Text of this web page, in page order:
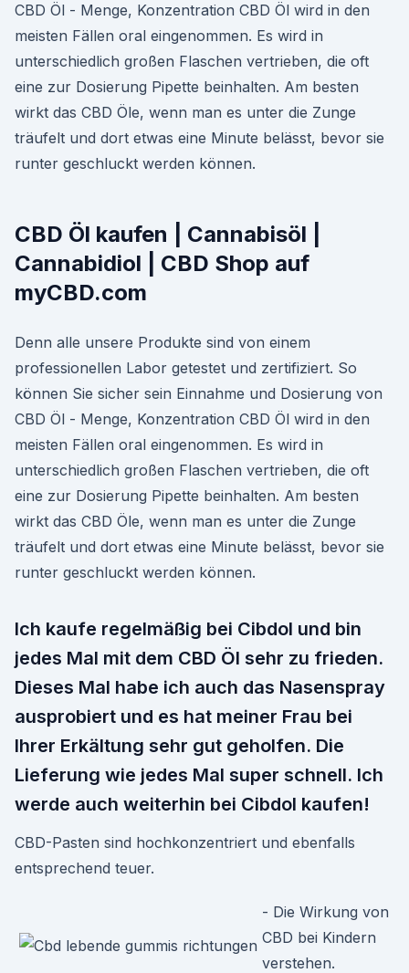
CBD Öl - Menge, Konzentration CBD Öl wird in den
meisten Fällen oral eingenommen. Es wird in
unterschiedlich großen Flaschen vertrieben, die oft
eine zur Dosierung Pipette beinhalten. Am besten
wirkt das CBD Öle, wenn man es unter die Zunge
träufelt und dort etwas eine Minute belässt, bevor sie
runter geschluckt werden können.
CBD Öl kaufen | Cannabisöl |
Cannabidiol | CBD Shop auf
myCBD.com
Denn alle unsere Produkte sind von einem
professionellen Labor getestet und zertifiziert. So
können Sie sicher sein Einnahme und Dosierung von
CBD Öl - Menge, Konzentration CBD Öl wird in den
meisten Fällen oral eingenommen. Es wird in
unterschiedlich großen Flaschen vertrieben, die oft
eine zur Dosierung Pipette beinhalten. Am besten
wirkt das CBD Öle, wenn man es unter die Zunge
träufelt und dort etwas eine Minute belässt, bevor sie
runter geschluckt werden können.
Ich kaufe regelmäßig bei Cibdol und bin
jedes Mal mit dem CBD Öl sehr zu frieden.
Dieses Mal habe ich auch das Nasenspray
ausprobiert und es hat meiner Frau bei
Ihrer Erkältung sehr gut geholfen. Die
Lieferung wie jedes Mal super schnell. Ich
werde auch weiterhin bei Cibdol kaufen!
CBD-Pasten sind hochkonzentriert und ebenfalls
entsprechend teuer.
- Die Wirkung von
CBD bei Kindern
verstehen.